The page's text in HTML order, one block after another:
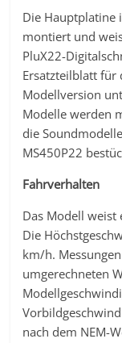
Die Hauptplatine
montiert und
PluX22-
Ersatzteilblatt für
Modellversion
Modelle werden
die
MS450P22
Fahrverhalten
Das Modell weist
Die
km/h.
umgerechneten
nach dem NEM-